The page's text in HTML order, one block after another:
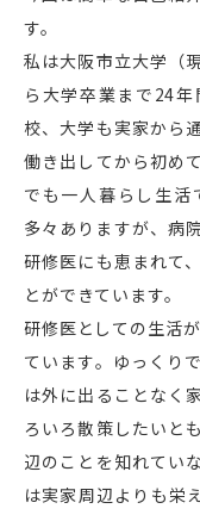
す。
私は大阪市立大学（
ら大学卒業まで24
校、大学も実家から
働き出してから初め
でも一人暮らし生
多々ありますが、病
研修医にも恵まれて
とができています。
研修医としての生活
ています。ゆっくり
は外に出ることなく
ろいろ散策したいと
辺のことを知れてい
は実家周辺よりも栄